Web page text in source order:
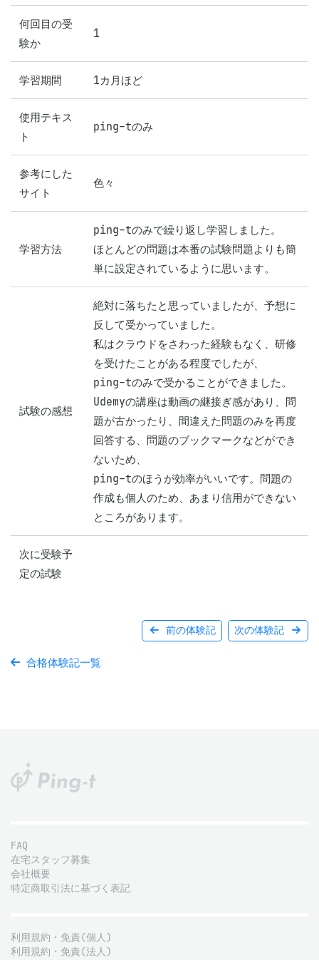
何回目の受
験か
1
学習期間 1カ月ほど
使用テキス
ト
ping-tのみ
参考にした
サイト
色々
学習方法
ping-tのみで繰り返し学習しました。
ほとんどの問題は本番の試験問題よりも簡
単に設定されているように思います。
試験の感想
絶対に落ちたと思っていましたが、予想に
反して受かっていました。
私はクラウドをさわった経験もなく、研修
を受けたことがある程度でしたが、
ping-tのみで受かることができました。
Udemyの講座は動画の継接ぎ感があり、問
題が古かったり、間違えた問題のみを再度
回答する、問題のブックマークなどができ
ないため、
ping-tのほうが効率がいいです。問題の
作成も個人のため、あまり信用ができない
ところがあります。
次に受験予
定の試験
前の体験記 次の体験記
合格体験記一覧
FAQ
在宅スタッフ募集
会社概要
特定商取引法に基づく表記
利用規約・免責(個人)
利用規約・免責(法人)